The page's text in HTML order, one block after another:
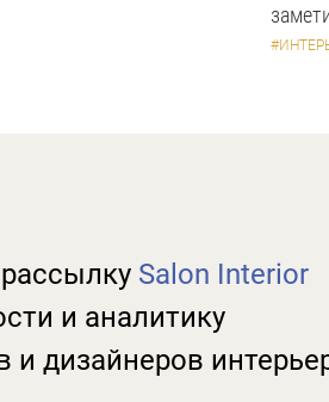
Salon Interior
и аналитику
и дизайнеров